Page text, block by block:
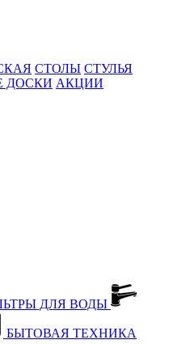
СТОЛЫ СТУЛЬЯ
ДОСКИ АКЦИИ
ДЛЯ ВОДЫ
БЫТОВАЯ ТЕХНИКА